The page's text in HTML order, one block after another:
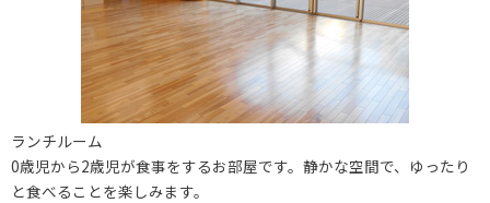
ランチルーム
0歳児から2歳児が食事をするお部屋です。静かな空間で、ゆったり
と食べることを楽しみます。